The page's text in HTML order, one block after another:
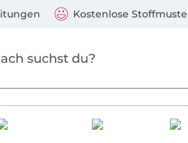
Kostenlose
Mastercard, PayPal, Giropay,